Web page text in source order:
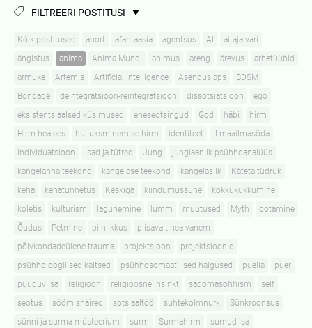
FILTREERI POSTITUSI
Kõik postitused abort afantaasia agentsus AI
aitaja vari
ängistus
anima Anima Mundi animus areng ärevus
arhetüübid
armuke
Artemis Artificial Intelligence Asenduslaps
BDSM
Bondage
deintegratsioon-reintegratsioon dissotsiatsioon
ego
eksistentsiaalsed küsimused
eneseotsingud God häbi
hirm
Hirm hea ees
hulluksminemise hirm identiteet
II maailmasõda
individuatsioon
Isad ja tütred Jung
jungiaanlik psühhoanalüüs
kangelanna teekond
kangelase teekond kangelaslik
Käteta tüdruk
keha
kehatunnetus Keskiga kiindumussuhe
kokkukukkumine
koletis
kulturism lagunemine lumm muutused Myth
ootamine
Õudus
Petmine piinlikkus
piisavalt hea vanem
põlvkondadeülene trauma
projektsioon
projektsioonid
psühholoogilised kaitsed
psühhosomaatilised haigused puella
puer
puuduv isa
religioon religioosne insinkt sadomasohhism
self
seotus
söömishäired sotsiaaltöö suhtekolmnurk
Sünkroonsus
sünni ja surma müsteerium
surm Surmahirm
surnud isa